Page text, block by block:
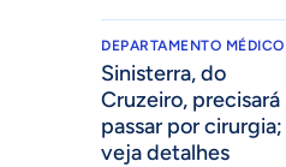
DEPARTAMENTO MÉDICO
Sinisterra, do
Cruzeiro, precisará
passar por cirurgia;
veja detalhes